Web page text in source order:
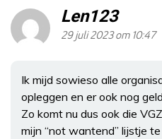
Len123
29 juli 2023 om 10:47
Ik mijd sowieso alle
opleggen en er ook nog
Zo komt nu dus ook die
mijn “not wantend” lijstje